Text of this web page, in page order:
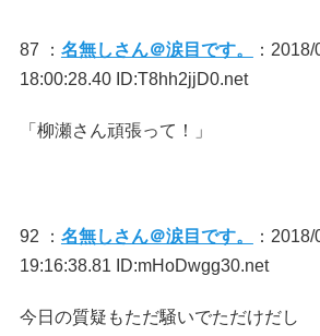
87 ： 名無しさん＠涙目です。
：
18:00:28.40 ID:T8hh2jjD0.net
「柳瀬さん頑張って！」
92 ： 名無しさん＠涙目です。
：
19:16:38.81 ID:mHoDwgg30.net
今日の質疑もただ騒いでただけだし